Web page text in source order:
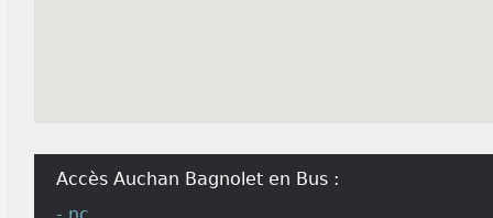
Accès Auchan Bagnolet en Bus :